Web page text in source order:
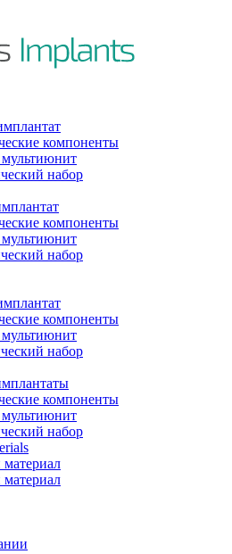
компоненты
набор
компоненты
набор
компоненты
набор
компоненты
набор